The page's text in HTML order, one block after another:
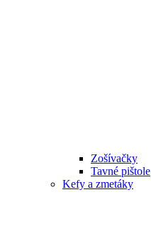
Zošívačky
Tavné pištole
Kefy a zmetáky